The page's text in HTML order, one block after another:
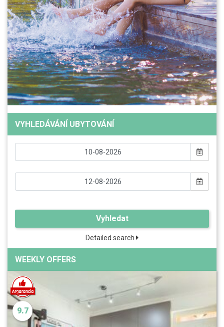
VYHLEDÁVÁNÍ UBYTOVÁNÍ
Vyhledat
Detailed search
WEEKLY OFFERS
9.7